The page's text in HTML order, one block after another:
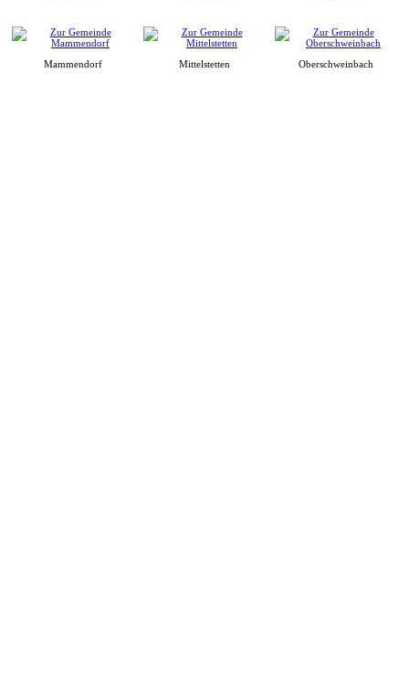
Mammendorf Mittelstetten Oberschweinbach